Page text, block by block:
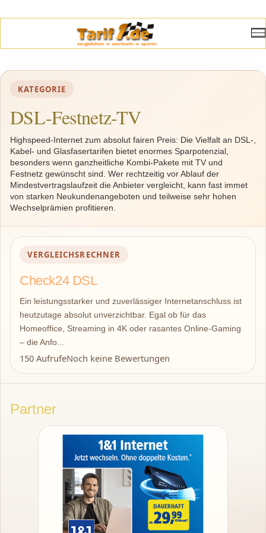
KATEGORIE
DSL-Festnetz-TV
Highspeed-Internet zum absolut fairen Preis: Die Vielfalt an DSL-,
Kabel- und Glasfasertarifen bietet enormes Sparpotenzial,
besonders wenn ganzheitliche Kombi-Pakete mit TV und
Festnetz gewünscht sind. Wer rechtzeitig vor Ablauf der
Mindestvertragslaufzeit die Anbieter vergleicht, kann fast immet
von starken Neukundenangeboten und teilweise sehr hohen
Wechselprämien profitieren.
VERGLEICHSRECHNER
Check24 DSL
Ein leistungsstarker und zuverlässiger Internetanschluss ist
heutzutage absolut unverzichtbar. Egal ob für das
Homeoffice, Streaming in 4K oder rasantes Online-Gaming
– die Anfo...
150 AufrufeNoch keine Bewertungen
Partner